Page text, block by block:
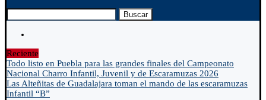
Buscar
Reciente
Todo listo en Puebla para las grandes finales del Campeonato
Nacional Charro Infantil, Juvenil y de Escaramuzas 2026
Las Alteñitas de Guadalajara toman el mando de las escaramuzas
Infantil “B”